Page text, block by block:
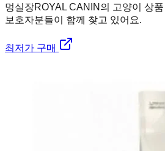
멍실장ROYAL CANIN의 고양이 상
보호자분들이 함께 찾고 있어요.
최저가 구매